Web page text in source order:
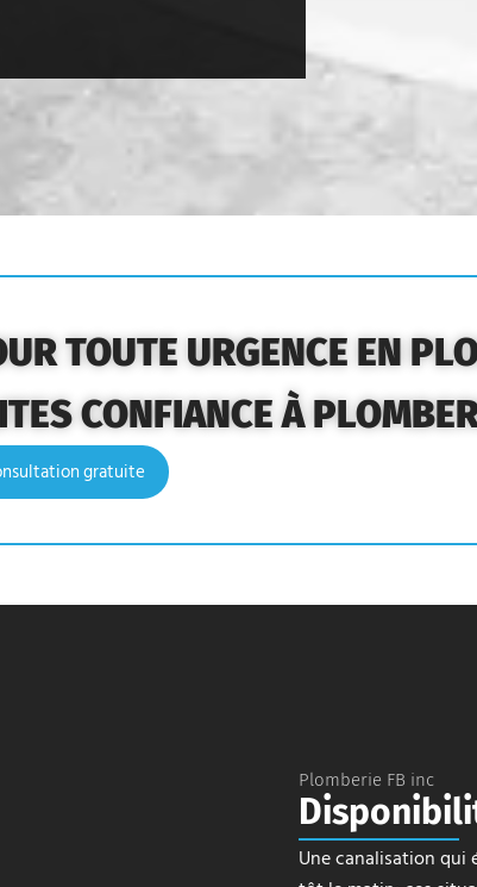
TOUTE URGENCE EN
CONFIANCE À
gratuite
Plomberie FB inc
Une canalisation